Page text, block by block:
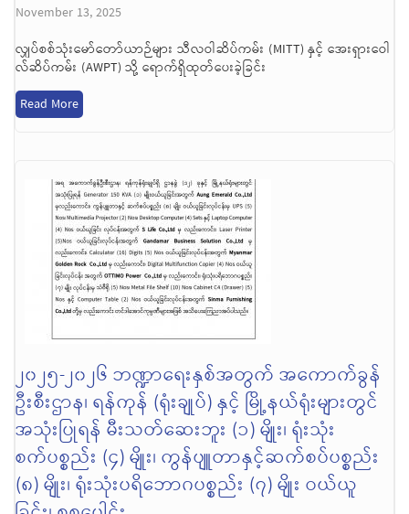
November 13, 2025
လျှပ်စစ်သုံးမော်တော်ယာဉ်များ သီလဝါဆိပ်ကမ်း (MITT) နှင့် အေးရှားဝေါ
လ်ဆိပ်ကမ်း (AWPT) သို့ ရောက်ရှိထုတ်ပေးခဲ့ခြင်း
Read More
၂၀၂၅-၂၀၂၆ ဘဏ္ဍာရေးနှစ်အတွက် အကောက်ခွန်
ဦးစီးဌာန၊ ရန်ကုန် (ရုံးချုပ်) နှင့် မြို့နယ်ရုံးများတွင်
အသုံးပြုရန် မီးသတ်ဆေးဘူး (၁) မျိုး၊ ရုံးသုံး
စက်ပစ္စည်း (၄) မျိုး၊ ကွန်ပျူတာနှင့်ဆက်စပ်ပစ္စည်း
(၈) မျိုး၊ ရုံးသုံးပရိဘောဂပစ္စည်း (၇) မျိုး ဝယ်ယူ